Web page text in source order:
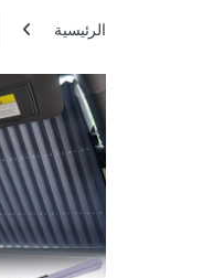
الرئيسية